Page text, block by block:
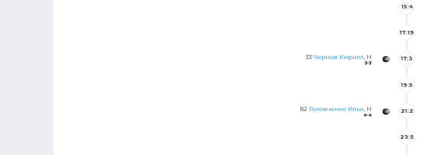
15:4
17:19
33 Чернов Кирилл, Н
3-3
17:3
19:5
82 Головченко Илья, Н
4-4
21:2
23:5